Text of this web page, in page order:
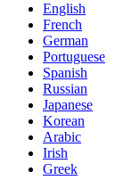
English
French
German
Portuguese
Spanish
Russian
Japanese
Korean
Arabic
Irish
Greek